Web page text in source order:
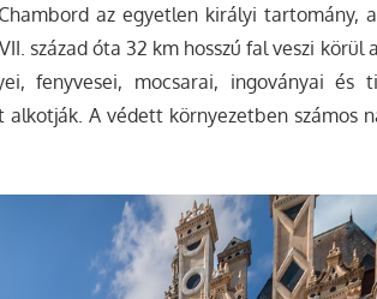
az egyetlen királyi tartomány,
század óta 32 km hosszú fal veszi körül
fenyvesei, mocsarai, ingoványai és
A védett környezetben számos